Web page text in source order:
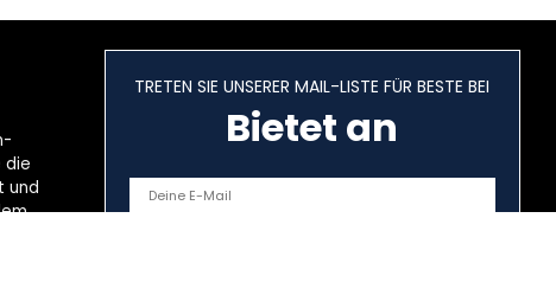
die
und
TRETEN SIE UNSERER MAIL-LISTE FÜR BESTE BEI
Bietet an